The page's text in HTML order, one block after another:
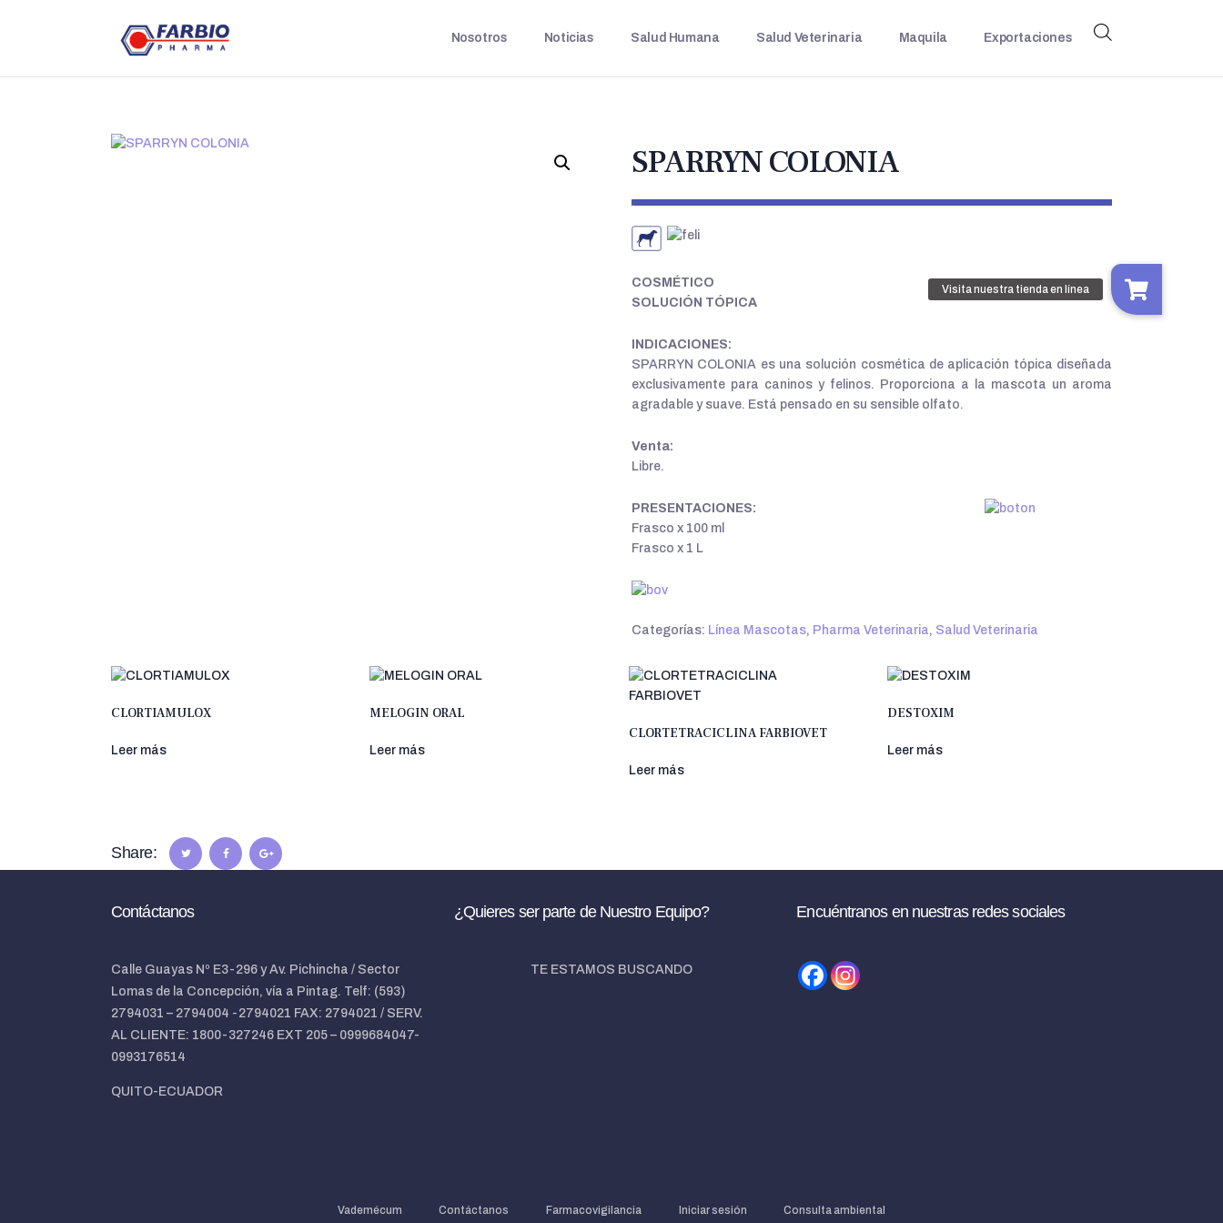
Nosotros Noticias Salud Humana Salud Veterinaria Maquila Exportaciones
SPARRYN COLONIA
.
COSMÉTICO
SOLUCIÓN TÓPICA
INDICACIONES:
SPARRYN COLONIA es una solución cosmética de aplicación tópica diseñada
exclusivamente para caninos y felinos. Proporciona a la mascota un aroma
agradable y suave. Está pensado en su sensible olfato.
Venta:
Libre.
PRESENTACIONES:
Frasco x 100 ml
Frasco x 1 L
Categorías: Línea Mascotas, Pharma Veterinaria, Salud Veterinaria
CLORTIAMULOX
Leer más
MELOGIN ORAL
Leer más
CLORTETRACICLINA FARBIOVET
Leer más
DESTOXIM
Leer más
Share:
Contáctanos
Calle Guayas Nº E3-296 y Av. Pichincha / Sector
Lomas de la Concepción, vía a Pintag. Telf: (593)
2794031 – 2794004 -2794021 FAX: 2794021 / SERV.
AL CLIENTE: 1800-327246 EXT 205 – 0999684047-
0993176514
QUITO-ECUADOR
¿Quieres ser parte de Nuestro Equipo?
TE ESTAMOS BUSCANDO
Encuéntranos en nuestras redes sociales
Vademécum Contáctanos Farmacovigilancia Iniciar sesión Consulta ambiental